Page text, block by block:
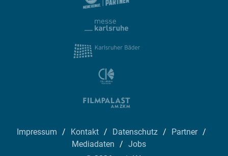
Impressum Kontakt Datenschutz
Partner
Mediadaten
Jobs